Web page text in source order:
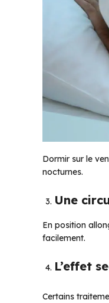
Dormir sur le
nocturnes.
Une
En position
facilement.
L’effet
Certains